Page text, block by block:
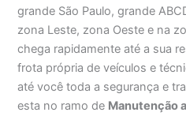
grande São Paulo, grande
zona Leste, zona Oeste e na
chega rapidamente até a sua
frota própria de veículos e
até você toda a segurança e
esta no ramo de Manutenção